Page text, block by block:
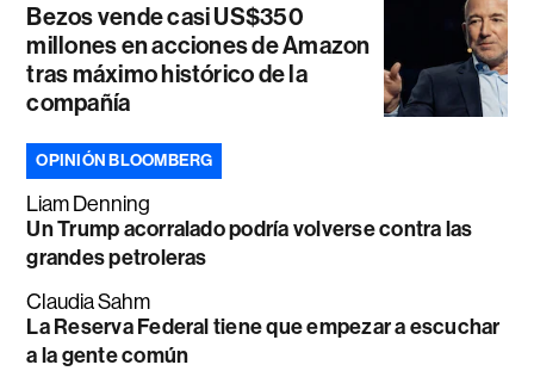
Bezos vende casi US$350
millones en acciones de Amazon
tras máximo histórico de la
compañía
OPINIÓN BLOOMBERG
Liam Denning
Un Trump acorralado podría volverse contra las
grandes petroleras
Claudia Sahm
La Reserva Federal tiene que empezar a escuchar
a la gente común